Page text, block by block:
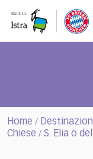
note:
Home / Destinazioni
Chiese / S. Elia o